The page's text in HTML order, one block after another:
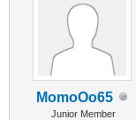
MomoOo65
Junior Member